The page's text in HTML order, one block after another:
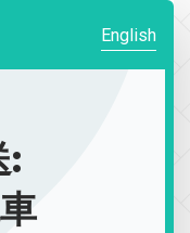
English
: